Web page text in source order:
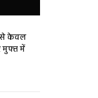
से केवल
मुफ्त में